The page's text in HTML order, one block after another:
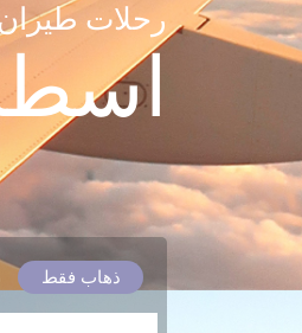
رحلات
ذهاب فقط